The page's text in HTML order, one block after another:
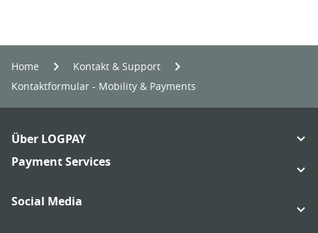
Home
Kon­takt & Sup­port
Kontaktformular - Mobility & Payments
Footer
Navigation
Über LOGPAY
Links:
Payment Services
Links:
Social Media